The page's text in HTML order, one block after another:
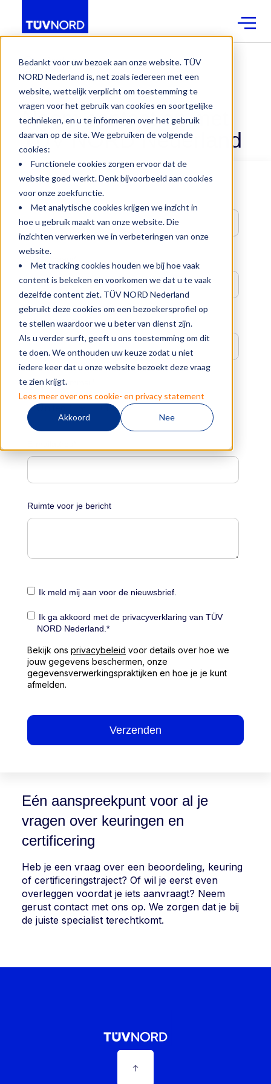
Bedankt voor uw bezoek aan onze website. TÜV
NORD Nederland is, net zoals iedereen met een
website, wettelijk verplicht om toestemming te
vragen voor het gebruik van cookies en soortgelijke
technieken, en u te informeren over het gebruik
daarvan op de site. We gebruiken de volgende
cookies:
Functionele cookies zorgen ervoor dat de
website goed werkt. Denk bijvoorbeeld aan cookies
voor onze zoekfunctie.
Met analytische cookies krijgen we inzicht in
hoe u gebruik maakt van onze website. Die
inzichten verwerken we in verbeteringen van onze
website.
Met tracking cookies houden we bij hoe vaak
content is bekeken en voorkomen we dat u te vaak
dezelfde content ziet. TÜV NORD Nederland
gebruikt deze cookies om een bezoekersprofiel op
te stellen waardoor we u beter van dienst zijn.
Als u verder surft, geeft u ons toestemming om dit
te doen. We onthouden uw keuze zodat u niet
iedere keer dat u onze website bezoekt deze vraag
te zien krijgt.
Lees meer over ons cookie- en privacy statement
Akkoord Nee
Contact
ISO
Neem contact op met
TÜV NORD Nederland
Voornaam*
Bedrijfsnaam*
Telefoonnummer
Ruimte voor je bericht
Ik meld mij aan voor de nieuwsbrief.
Ik ga akkoord met de privacyverklaring van TÜV
NORD Nederland. *
Bekijk ons privacybeleid voor details over hoe we
jouw gegevens beschermen, onze
gegevensverwerkingspraktijken en hoe je je kunt
afmelden.
Eén aanspreekpunt voor al je
vragen over keuringen en
certificering
Heb je een vraag over een beoordeling, keuring
of certificeringstraject? Of wil je eerst even
overleggen voordat je iets aanvraagt? Neem
gerust contact met ons op. We zorgen dat je bij
de juiste specialist terechtkomt.